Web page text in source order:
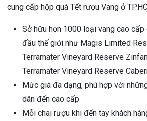
cung cấp hộp quà Tết rượu Vang ở
Sở hữu hơn 1000 loại vang cao cấp
đầu thế giới như Magis Limited
Terramater Vineyard Reserve
Terramater Vineyard Reserve
Mức giá đa dạng, phù hợp với
dân đến cao cấp
Mỗi chai rượu khi đến tay khách